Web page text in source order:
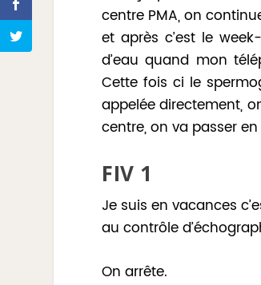
centre PMA, on
et après c’est le
d’eau quand mon
Cette fois ci le
appelée directement,
centre, on va passer en
FIV 1
Je suis en vacances
au contrôle
On arrête.